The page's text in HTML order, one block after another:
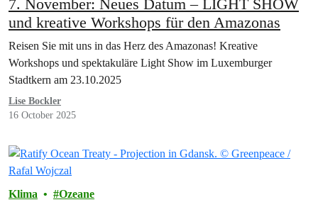
7. November: Neues Datum – LIGHT SHOW
und kreative Workshops für den Amazonas
Reisen Sie mit uns in das Herz des Amazonas! Kreative
Workshops und spektakuläre Light Show im Luxemburger
Stadtkern am 23.10.2025
Lise Bockler
16 October 2025
Klima Ozeane